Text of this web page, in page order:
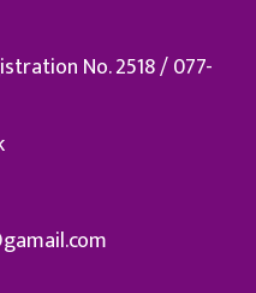
No. 2518 / 077-